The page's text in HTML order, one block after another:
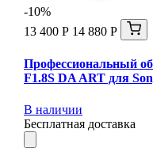
-10%
13 400 Р 14 880 Р
Профессиональный
F1.8S DA ART для
В наличии
Бесплатная доставка